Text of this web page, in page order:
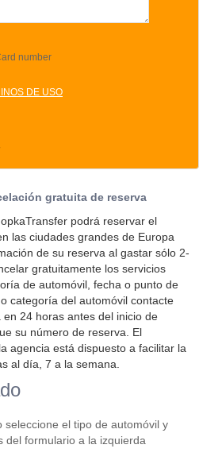
number
DE USO
gratuita de reserva
podrá reservar el
las ciudades grandes de Europa
de su reserva al gastar sólo 2-
gratuitamente los servicios
de automóvil, fecha o punto de
categoría del automóvil contacte
24 horas antes del inicio de
su número de reserva. El
agencia está dispuesto a facilitar la
al día, 7 a la semana.
seleccione el tipo de automóvil y
del formulario a la izquierda